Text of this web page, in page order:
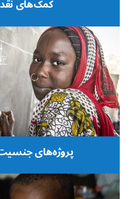
کمک‌های
پروژه‌های